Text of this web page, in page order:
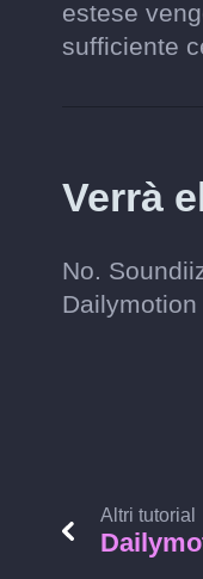
estese
sufficiente
Verrà
No.
Altri tutorial